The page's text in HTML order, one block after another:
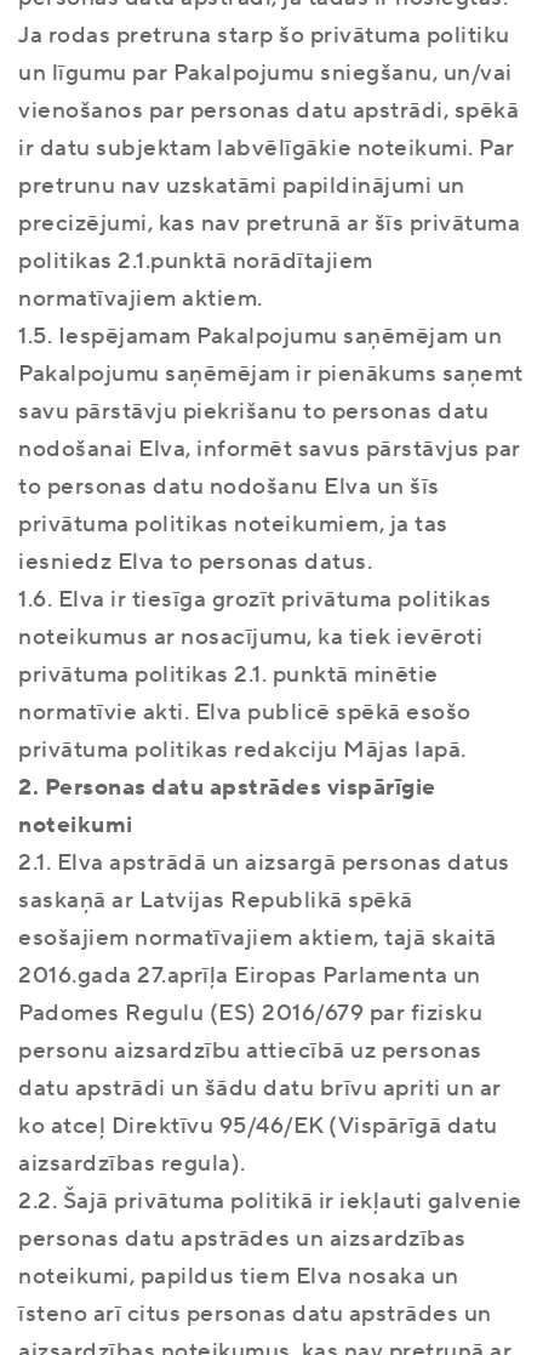
Ja rodas pretruna starp šo privātuma politiku
un līgumu par Pakalpojumu sniegšanu, un/vai
vienošanos par personas datu apstrādi, spēkā
ir datu subjektam labvēlīgākie noteikumi. Par
pretrunu nav uzskatāmi papildinājumi un
precizējumi, kas nav pretrunā ar šīs privātuma
politikas 2.1.punktā norādītajiem
normatīvajiem aktiem.
1.5. Iespējamam Pakalpojumu saņēmējam un
Pakalpojumu saņēmējam ir pienākums saņemt
savu pārstāvju piekrišanu to personas datu
nodošanai Elva, informēt savus pārstāvjus par
to personas datu nodošanu Elva un šīs
privātuma politikas noteikumiem, ja tas
iesniedz Elva to personas datus.
1.6. Elva ir tiesīga grozīt privātuma politikas
noteikumus ar nosacījumu, ka tiek ievēroti
privātuma politikas 2.1. punktā minētie
normatīvie akti. Elva publicē spēkā esošo
privātuma politikas redakciju Mājas lapā.
2. Personas datu apstrādes vispārīgie
noteikumi
2.1. Elva apstrādā un aizsargā personas datus
saskaņā ar Latvijas Republikā spēkā
esošajiem normatīvajiem aktiem, tajā skaitā
2016.gada 27.aprīļa Eiropas Parlamenta un
Padomes Regulu (ES) 2016/679 par fizisku
personu aizsardzību attiecībā uz personas
datu apstrādi un šādu datu brīvu apriti un ar
ko atceļ Direktīvu 95/46/EK (Vispārīgā datu
aizsardzības regula).
2.2. Šajā privātuma politikā ir iekļauti galvenie
personas datu apstrādes un aizsardzības
noteikumi, papildus tiem Elva nosaka un
īsteno arī citus personas datu apstrādes un